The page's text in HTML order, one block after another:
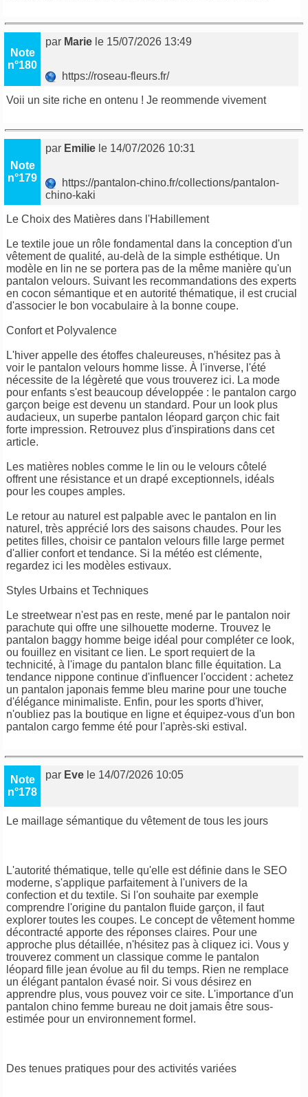
Note
n°180
par Marie le 15/07/2026 13:49
https://roseau-fleurs.fr/
Voii un site riche en ontenu ! Je reommende vivement
Note
n°179
par Emilie le 14/07/2026 10:31
https://pantalon-chino.fr/collections/pantalon-
chino-kaki
Le Choix des Matières dans l'Habillement
Le textile joue un rôle fondamental dans la conception d'un
vêtement de qualité, au-delà de la simple esthétique. Un
modèle en lin ne se portera pas de la même manière qu'un
pantalon velours. Suivant les recommandations des experts
en cocon sémantique et en autorité thématique, il est crucial
d'associer le bon vocabulaire à la bonne coupe.
Confort et Polyvalence
L'hiver appelle des étoffes chaleureuses, n'hésitez pas à
voir le pantalon velours homme lisse. À l'inverse, l'été
nécessite de la légèreté que vous trouverez ici. La mode
pour enfants s'est beaucoup développée : le pantalon cargo
garçon beige est devenu un standard. Pour un look plus
audacieux, un superbe pantalon léopard garçon chic fait
forte impression. Retrouvez plus d'inspirations dans cet
article.
Les matières nobles comme le lin ou le velours côtelé
offrent une résistance et un drapé exceptionnels, idéals
pour les coupes amples.
Le retour au naturel est palpable avec le pantalon en lin
naturel, très apprécié lors des saisons chaudes. Pour les
petites filles, choisir ce pantalon velours fille large permet
d'allier confort et tendance. Si la météo est clémente,
regardez ici les modèles estivaux.
Styles Urbains et Techniques
Le streetwear n'est pas en reste, mené par le pantalon noir
parachute qui offre une silhouette moderne. Trouvez le
pantalon baggy homme beige idéal pour compléter ce look,
ou fouillez en visitant ce lien. Le sport requiert de la
technicité, à l'image du pantalon blanc fille équitation. La
tendance nippone continue d'influencer l'occident : achetez
un pantalon japonais femme bleu marine pour une touche
d'élégance minimaliste. Enfin, pour les sports d'hiver,
n'oubliez pas la boutique en ligne et équipez-vous d'un bon
pantalon cargo femme été pour l'après-ski estival.
Note
n°178
par Eve le 14/07/2026 10:05
Le maillage sémantique du vêtement de tous les jours
L'autorité thématique, telle qu'elle est définie dans le SEO
moderne, s'applique parfaitement à l'univers de la
confection et du textile. Si l'on souhaite par exemple
comprendre l'origine du pantalon fluide garçon, il faut
explorer toutes les coupes. Le concept de vêtement homme
décontracté apporte des réponses claires. Pour une
approche plus détaillée, n'hésitez pas à cliquez ici. Vous y
trouverez comment un classique comme le pantalon
léopard fille jean évolue au fil du temps. Rien ne remplace
un élégant pantalon évasé noir. Si vous désirez en
apprendre plus, vous pouvez voir ce site. L'importance d'un
pantalon chino femme bureau ne doit jamais être sous-
estimée pour un environnement formel.
Des tenues pratiques pour des activités variées